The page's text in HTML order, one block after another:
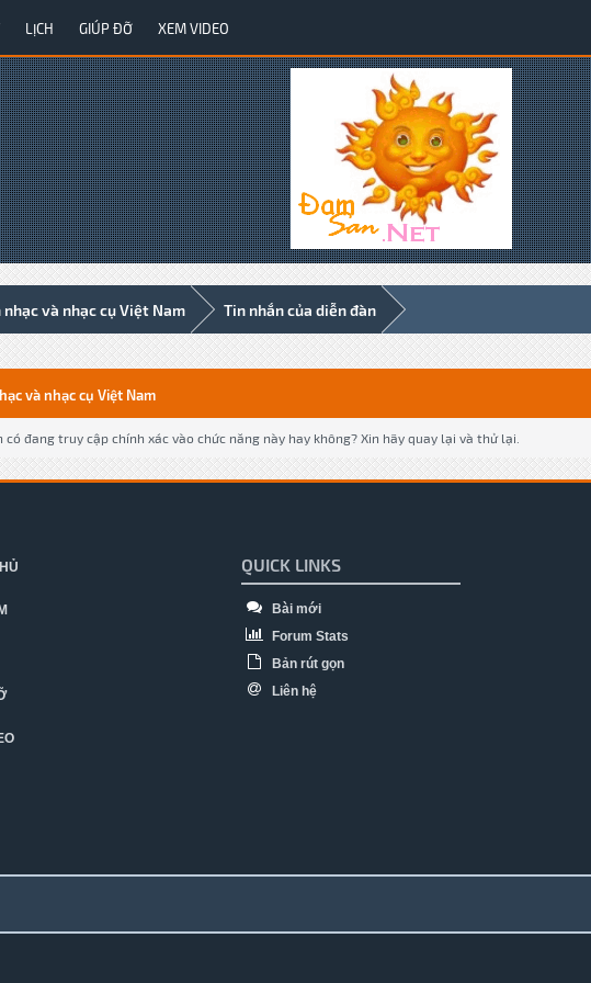
LỊCH GIÚP ĐỠ XEM VIDEO
và nhạc cụ Việt Nam Tin nhắn của diễn đàn
và nhạc cụ Việt Nam
đang truy cập chính xác vào chức năng này hay không? Xin hãy quay lại và thử lại.
QUICK LINKS
Bài mới
Forum Stats
Bản rút gọn
Liên hệ